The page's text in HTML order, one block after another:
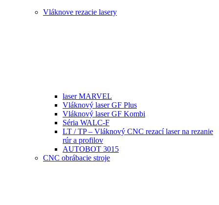
Vláknove rezacie lasery
laser MARVEL
Vláknový laser GF Plus
Vláknový laser GF Kombi
Séria WALC-F
LT / TP – Vláknový CNC rezací laser na rezanie
rúr a profilov
AUTOBOT 3015
CNC obrábacie stroje